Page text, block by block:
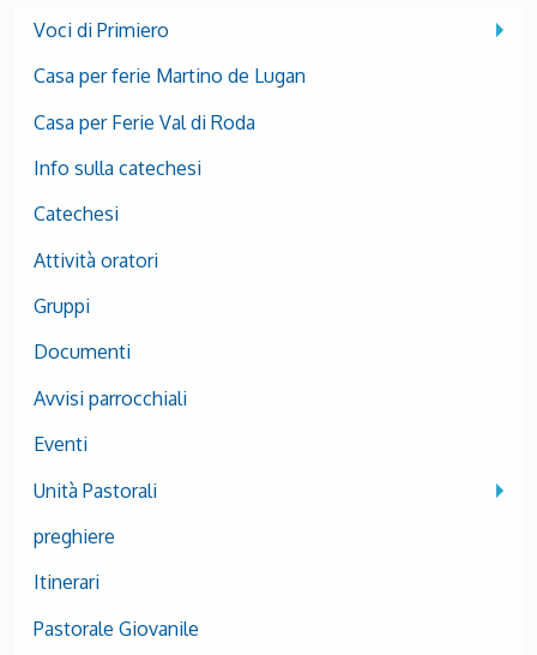
Voci di Primiero
Casa per ferie Martino de Lugan
Casa per Ferie Val di Roda
Info sulla catechesi
Catechesi
Attività oratori
Gruppi
Documenti
Avvisi parrocchiali
Eventi
Unità Pastorali
preghiere
Itinerari
Pastorale Giovanile